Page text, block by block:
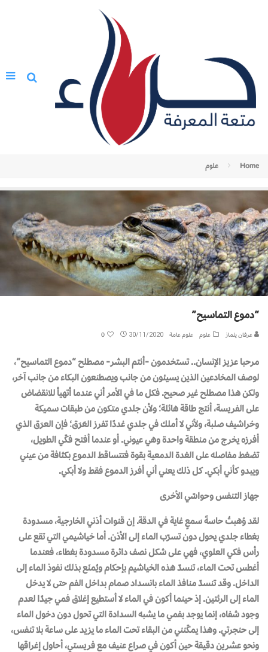
Home علوم
“دموع التماسيح”
عرفان يلماز علوم علوم عامة 30/11/2020
0
مرحبا عزيز الإنسان.. تستخدمون -أنتم البشر- مصطلح “دموع التماسيح”،
لوصف المخادعين الذين يسيئون من جانب ويصطنعون البكاء من جانب آخر،
ولكن هذا مصطلح غير صحيح. فكل ما في الأمر أني عندما أتهيأ للانقضاض
على الفريسة، أنتج طاقة هائلة؛ ولأن جلدي متكون من طبقات سميكة
وخراشيف صلبة، ولأني لا أملك في جلدي غددًا تفرز العَرَق؛ فإن العرَق الذي
أفرزه يخرج من منطقة واحدة وهي عيوني. أو عندما أفتح فكّي الطويل،
تضغط مفاصله على الغدة الدمعية بقوة فتتساقط الدموع بكثافة من عيني
ويبدو كأني أبكي. كل ذلك يعني أني أفرز الدموع فقط ولا أبكي.
جهاز التنفس وحواسّي الأخرى
لقد وُهبتُ حاسةَ سمعٍ غاية في الدقة. إن قنوات أذني الخارجية، مسدودة
بغطاء جلدي يحول دون تسرّب الماء إلى الأذن. أما خياشيمي التي تقع على
رأس فكي العلوي، فهي على شكل نصف دائرة مسدودة بغطاء، فعندما
أغطس تحت الماء، تنسدّ هذه الخياشيم بإحكام ويُمنَع بذلك نفوذ الماء إلى
الداخل. وقد تنسدّ منافذ الماء بانسداد صمام بداخل الفم حتى لا يدخل
الماء إلى الرئتين. إذ حينما أكون في الماء لا أستطيع إغلاق فمي جيدًا لعدم
وجود شفاه، إنما يوجد بفمي ما يشبه السدادة التي تحول دون دخول الماء
إلى حنجرتي. وهذا يمكّنني من البقاء تحت الماء ما يزيد على ساعة بلا تنفس،
ونحو عشرين دقيقة حين أكون في صراع عنيف مع فريستي، أحاول إغراقها